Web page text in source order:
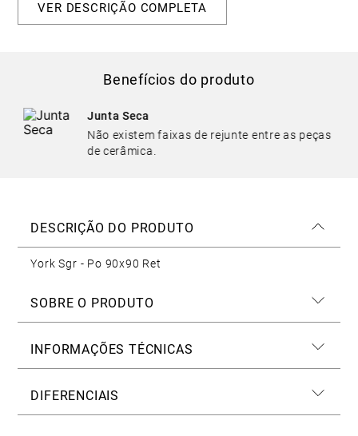
VER DESCRIÇÃO COMPLETA
Benefícios do produto
Junta Seca
Não existem faixas de rejunte entre as peças
de cerâmica.
DESCRIÇÃO DO PRODUTO
York Sgr - Po 90x90 Ret
SOBRE O PRODUTO
INFORMAÇÕES TÉCNICAS
DIFERENCIAIS